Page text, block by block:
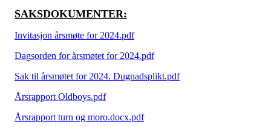
SAKSDOKUMENTER:
Invitasjon årsmøte for 2024.pdf
Dagsorden for årsmøtet for 2024.pdf
Sak til årsmøtet for 2024. Dugnadsplikt.pdf
Årsrapport Oldboys.pdf
Årsrapport turn og moro.docx.pdf